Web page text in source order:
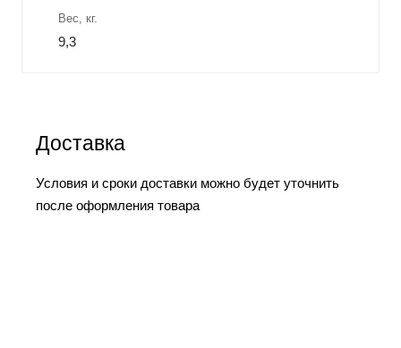
Вес, кг.
9,3
Доставка
Условия и сроки доставки можно будет уточнить
после оформления товара